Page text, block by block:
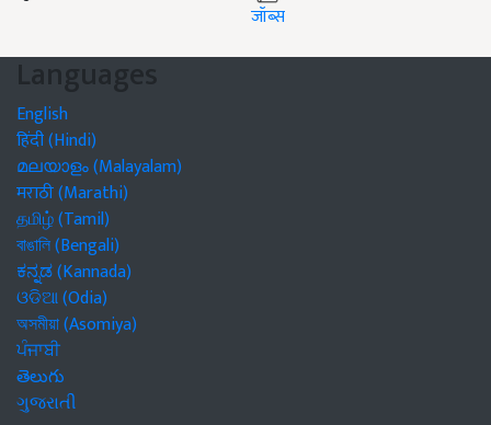
जॉब्स
Languages
English
हिंदी (Hindi)
മലയാളം (Malayalam)
मराठी (Marathi)
தமிழ் (Tamil)
বাঙালি (Bengali)
ಕನ್ನಡ (Kannada)
ଓଡିଆ (Odia)
অসমীয়া (Asomiya)
ਪੰਜਾਬੀ
తెలుగు
ગુજરાતી